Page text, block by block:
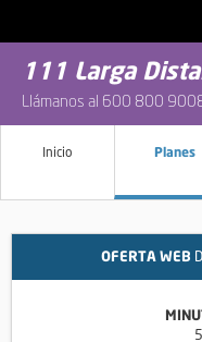
111 Larga
Llámanos al 600 800
Inicio Planes
OFERTA WEB